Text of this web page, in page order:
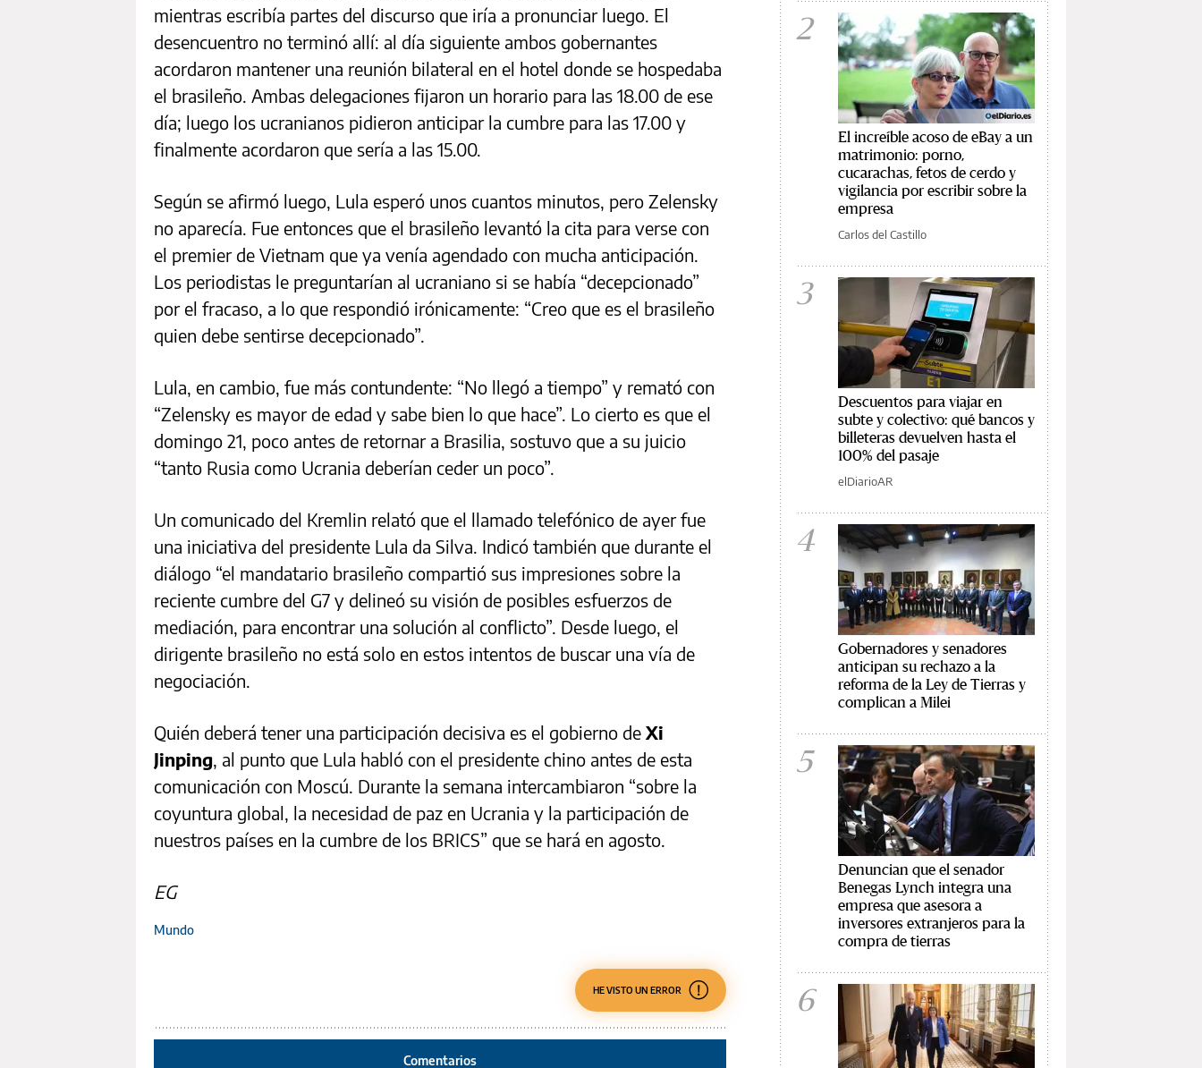
mientras escribía partes del discurso que iría a pronunciar luego. El
desencuentro no terminó allí: al día siguiente ambos gobernantes
acordaron mantener una reunión bilateral en el hotel donde se hospedaba
el brasileño. Ambas delegaciones fijaron un horario para las 18.00 de ese
día; luego los ucranianos pidieron anticipar la cumbre para las 17.00 y
finalmente acordaron que sería a las 15.00.
Según se afirmó luego, Lula esperó unos cuantos minutos, pero Zelensky
no aparecía. Fue entonces que el brasileño levantó la cita para verse con
el premier de Vietnam que ya venía agendado con mucha anticipación.
Los periodistas le preguntarían al ucraniano si se había “decepcionado”
por el fracaso, a lo que respondió irónicamente: “Creo que es el brasileño
quien debe sentirse decepcionado”.
Lula, en cambio, fue más contundente: “No llegó a tiempo” y remató con
“Zelensky es mayor de edad y sabe bien lo que hace”. Lo cierto es que el
domingo 21, poco antes de retornar a Brasilia, sostuvo que a su juicio
“tanto Rusia como Ucrania deberían ceder un poco”.
Un comunicado del Kremlin relató que el llamado telefónico de ayer fue
una iniciativa del presidente Lula da Silva. Indicó también que durante el
diálogo “el mandatario brasileño compartió sus impresiones sobre la
reciente cumbre del G7 y delineó su visión de posibles esfuerzos de
mediación, para encontrar una solución al conflicto”. Desde luego, el
dirigente brasileño no está solo en estos intentos de buscar una vía de
negociación.
Quién deberá tener una participación decisiva es el gobierno de Xi
Jinping, al punto que Lula habló con el presidente chino antes de esta
comunicación con Moscú. Durante la semana intercambiaron “sobre la
coyuntura global, la necesidad de paz en Ucrania y la participación de
nuestros países en la cumbre de los BRICS” que se hará en agosto.
EG
Mundo
HE VISTO UN ERROR
Comentarios
2
El increíble acoso de eBay a un
matrimonio: porno,
cucarachas, fetos de cerdo y
vigilancia por escribir sobre la
empresa
Carlos del Castillo
3
Descuentos para viajar en
subte y colectivo: qué bancos y
billeteras devuelven hasta el
100% del pasaje
elDiarioAR
4
Gobernadores y senadores
anticipan su rechazo a la
reforma de la Ley de Tierras y
complican a Milei
5
Denuncian que el senador
Benegas Lynch integra una
empresa que asesora a
inversores extranjeros para la
compra de tierras
6